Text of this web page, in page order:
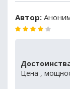
Автор:
Цена ,